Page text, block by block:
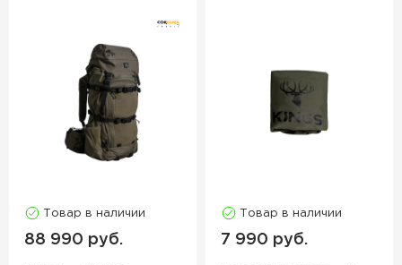
Товар в наличии
88 990 руб.
Товар в наличии
7 990 руб.